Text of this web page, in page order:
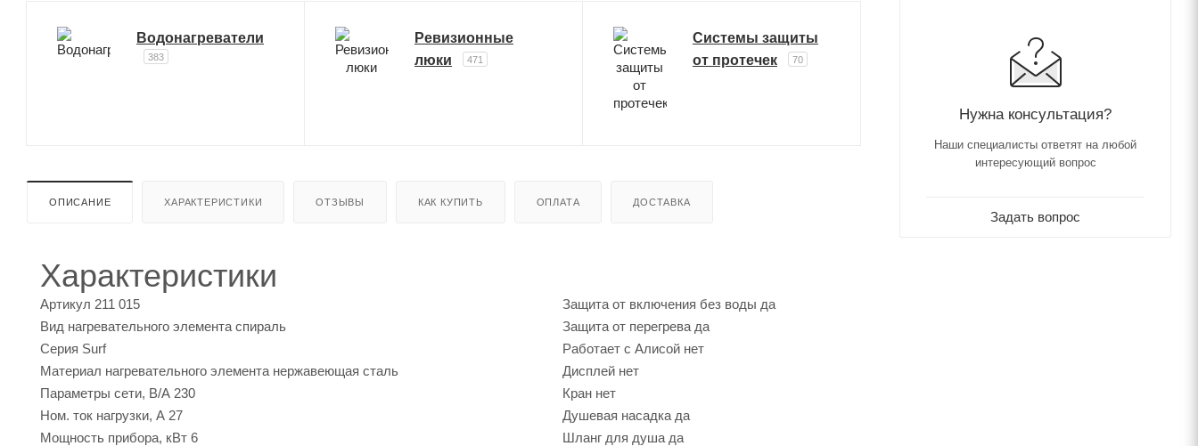
Водонагреватели
383
Ревизионные
люки
471
Системы защиты
от протечек
70
ОПИСАНИЕ ХАРАКТЕРИСТИКИ ОТЗЫВЫ КАК КУПИТЬ ОПЛАТА ДОСТАВКА
Характеристики
Артикул 211 015
Вид нагревательного элемента спираль
Серия Surf
Материал нагревательного элемента нержавеющая сталь
Параметры сети, В/А 230
Ном. ток нагрузки, А 27
Мощность прибора, кВт 6
Защита от включения без воды да
Защита от перегрева да
Работает с Алисой нет
Дисплей нет
Кран нет
Душевая насадка да
Шланг для душа да
Нужна консультация?
Наши специалисты ответят на любой
интересующий вопрос
Задать вопрос